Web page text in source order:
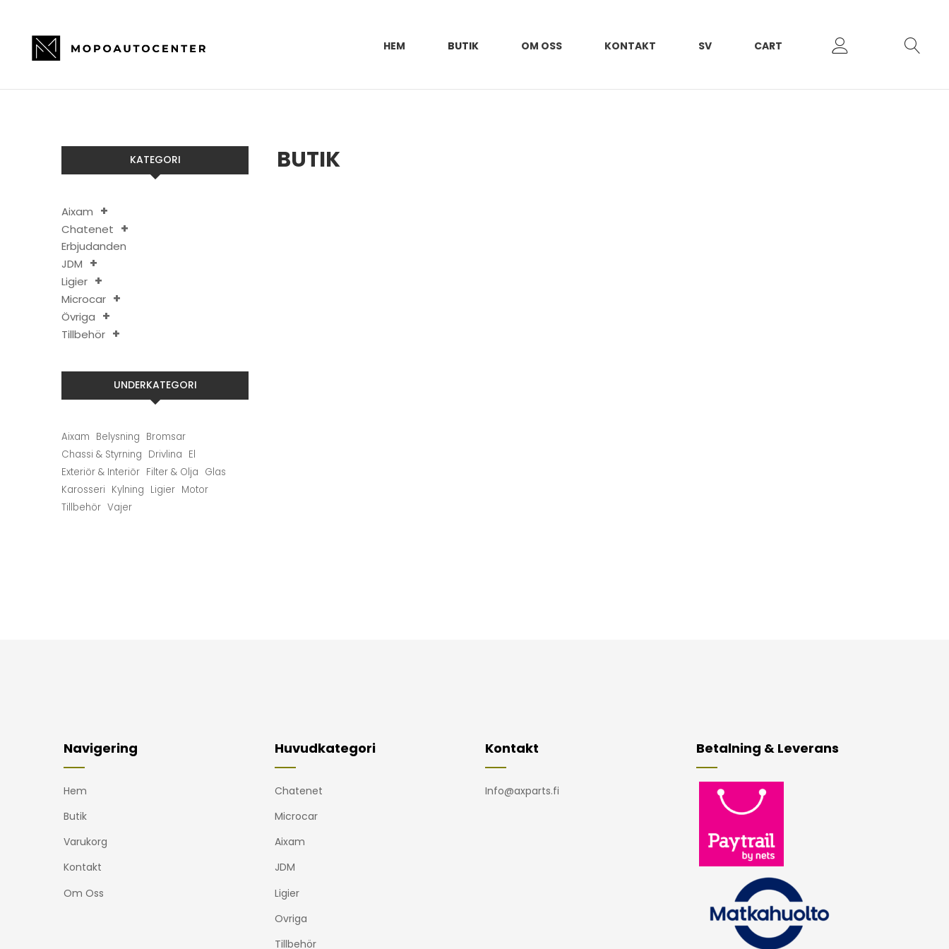
HEM BUTIK OM OSS KONTAKT SV CART
KATEGORI
Aixam
Chatenet
Erbjudanden
JDM
Ligier
Microcar
Övriga
Tillbehör
UNDERKATEGORI
Aixam Belysning Bromsar
Chassi & Styrning Drivlina El
Exteriör & Interiör Filter & Olja Glas
Karosseri Kylning Ligier Motor
Tillbehör Vajer
BUTIK
Navigering
Hem
Butik
Varukorg
Kontakt
Om Oss
Huvudkategori
Chatenet
Microcar
Aixam
JDM
Ligier
Ovriga
Tillbehör
Kontakt
Info@axparts.fi
Betalning & Leverans